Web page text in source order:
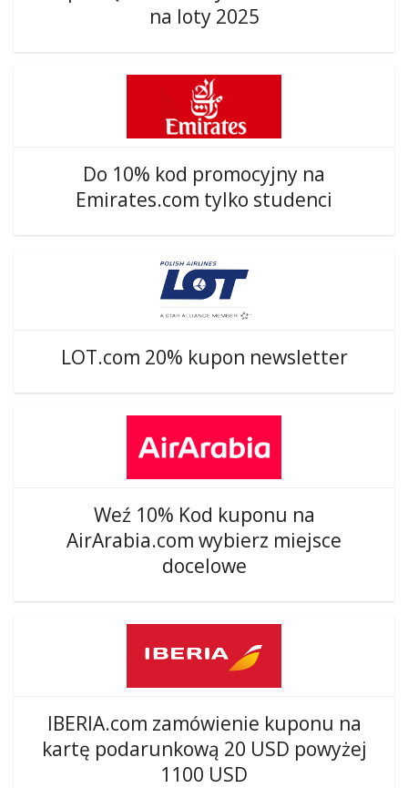
na loty 2025
Do 10% kod promocyjny na
Emirates.com tylko studenci
LOT.com 20% kupon newsletter
Weź 10% Kod kuponu na
AirArabia.com wybierz miejsce
docelowe
IBERIA.com zamówienie kuponu na
kartę podarunkową 20 USD powyżej
1100 USD